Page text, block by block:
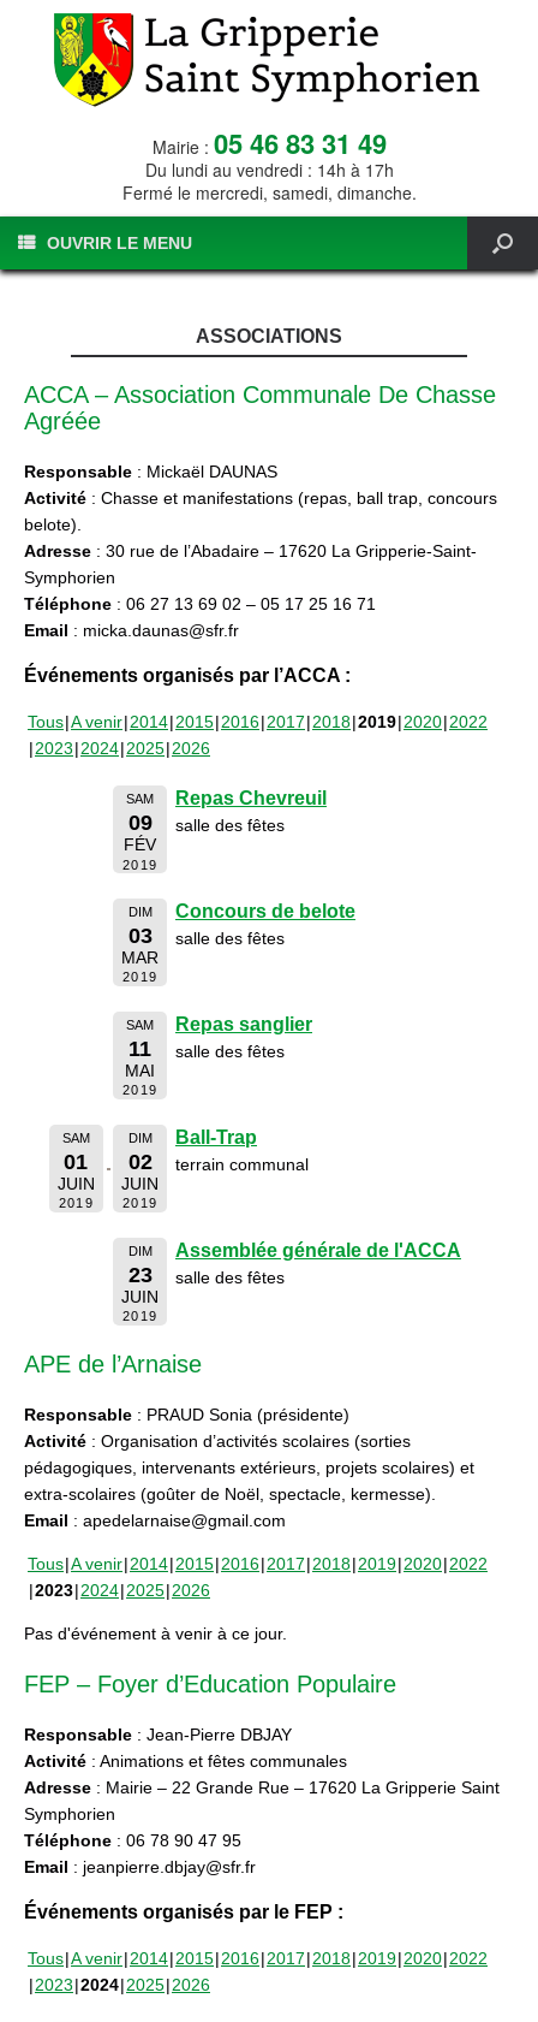
Mairie : 05 46 83 31 49
Du lundi au vendredi : 14h à 17h
Fermé le mercredi, samedi, dimanche.
OUVRIR LE MENU
ASSOCIATIONS
ACCA – Association Communale De Chasse
Agréée
Responsable : Mickaël DAUNAS
Activité : Chasse et manifestations (repas, ball trap, concours
belote).
Adresse : 30 rue de l’Abadaire – 17620 La Gripperie-Saint-
Symphorien
Téléphone : 06 27 13 69 02 – 05 17 25 16 71
Email : micka.daunas@sfr.fr
Événements organisés par l’ACCA :
Tous A venir 2014 2015 2016 2017 2018 2019 2020 2022
2023 2024 2025 2026
SAM
09
FÉV
2019
Repas Chevreuil
salle des fêtes
DIM
03
MAR
2019
Concours de belote
salle des fêtes
SAM
11
MAI
2019
Repas sanglier
salle des fêtes
SAM
01
JUIN
2019
DIM
02
JUIN
2019
Ball-Trap
terrain communal
DIM
23
JUIN
2019
Assemblée générale de l'ACCA
salle des fêtes
APE de l’Arnaise
Responsable : PRAUD Sonia (présidente)
Activité : Organisation d’activités scolaires (sorties
pédagogiques, intervenants extérieurs, projets scolaires) et
extra-scolaires (goûter de Noël, spectacle, kermesse).
Email : apedelarnaise@gmail.com
Tous A venir 2014 2015 2016 2017 2018 2019 2020 2022
2023 2024 2025 2026
Pas d'événement à venir à ce jour.
FEP – Foyer d’Education Populaire
Responsable : Jean-Pierre DBJAY
Activité : Animations et fêtes communales
Adresse : Mairie – 22 Grande Rue – 17620 La Gripperie Saint
Symphorien
Téléphone : 06 78 90 47 95
Email : jeanpierre.dbjay@sfr.fr
Événements organisés par le FEP :
Tous A venir 2014 2015 2016 2017 2018 2019 2020 2022
2023 2024 2025 2026